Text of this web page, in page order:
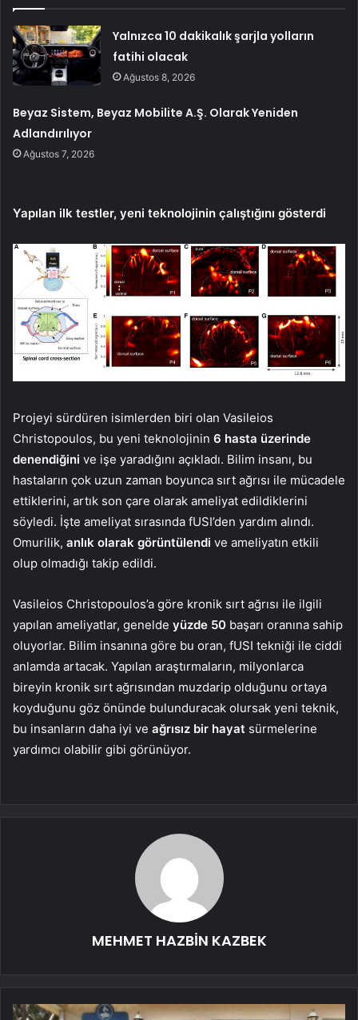
Yalnızca 10 dakikalık şarjla yolların
fatihi olacak
Ağustos 8, 2026
Beyaz Sistem, Beyaz Mobilite A.Ş. Olarak Yeniden
Adlandırılıyor
Ağustos 7, 2026
Yapılan ilk testler, yeni teknolojinin çalıştığını gösterdi
Projeyi sürdüren isimlerden biri olan Vasileios
Christopoulos, bu yeni teknolojinin 6 hasta üzerinde
denendiğini ve işe yaradığını açıkladı. Bilim insanı, bu
hastaların çok uzun zaman boyunca sırt ağrısı ile mücadele
ettiklerini, artık son çare olarak ameliyat edildiklerini
söyledi. İşte ameliyat sırasında fUSI’den yardım alındı.
Omurilik, anlık olarak görüntülendi ve ameliyatın etkili
olup olmadığı takip edildi.
Vasileios Christopoulos’a göre kronik sırt ağrısı ile ilgili
yapılan ameliyatlar, genelde yüzde 50 başarı oranına sahip
oluyorlar. Bilim insanına göre bu oran, fUSI tekniği ile ciddi
anlamda artacak. Yapılan araştırmaların, milyonlarca
bireyin kronik sırt ağrısından muzdarip olduğunu ortaya
koyduğunu göz önünde bulunduracak olursak yeni teknik,
bu insanların daha iyi ve ağrısız bir hayat sürmelerine
yardımcı olabilir gibi görünüyor.
MEHMET HAZBİN KAZBEK